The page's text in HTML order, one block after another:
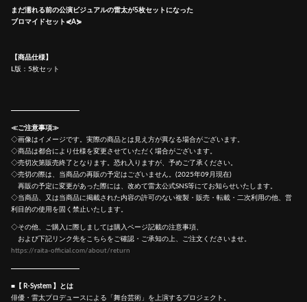
まだ濡れる前の公演ビジュアルの雷太が5枚セットになった
ブロマイドセット⋞A⋟
【商品仕様】
L版：5枚セット
≪ご注意事項≫
◇画像はイメージです。実際の商品とは見え方が異なる場合がございます。
◇商品は都合により仕様を変更させていただく場合がございます。
◇売切次第販売終了となります。恐れ入りますが、予めご了承ください。
◇売切の際は、当商品の再販の予定はございません。(2025年09月現在)
再販の予定に変更があった際には、改めて雷太公式SNS等にてお知らせいたします。
◇当商品、又は当商品に掲載された内容の許可のない複製・販売・転載・二次利用の他、営
利目的の使用を固く禁止いたします。
◇その他、ご購入に際しましては購入ページ記載の注意事項、
および下記リンク先をこちらをご確認・ご承知の上、ご注文くださいませ。
https://raita-official.com/about/return
■【 R-System 】とは
俳優・雷太プロデュースによる「舞台芸術」を上演するプロジェクト。